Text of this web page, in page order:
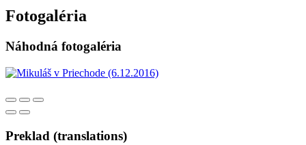
Fotogaléria
Náhodná fotogaléria
Preklad (translations)